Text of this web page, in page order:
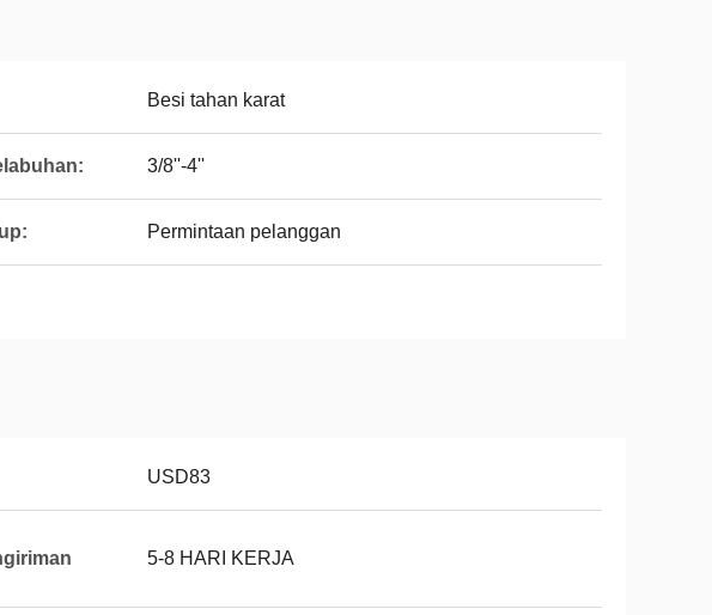
Besi tahan karat
3/8''-4''
Permintaan pelanggan
USD83
5-8 HARI KERJA